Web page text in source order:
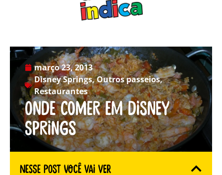
março 23, 2013
Disney Springs,Outros passeios,
Restaurantes
Onde comer em Disney
Springs
Nesse Post você vai ver